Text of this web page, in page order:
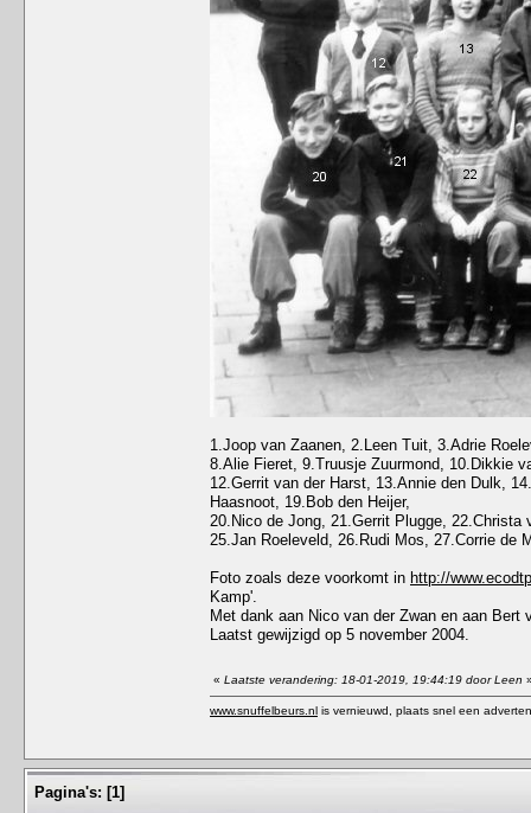
1.Joop van Zaanen, 2.Leen Tuit, 3.Adrie
8.Alie Fieret, 9.Truusje Zuurmond, 10.Dikkie
12.Gerrit van der Harst, 13.Annie den Dulk,
Haasnoot, 19.Bob den Heijer,
20.Nico de Jong, 21.Gerrit Plugge,
25.Jan Roeleveld, 26.Rudi Mos, 27.Corrie de
Foto zoals deze voorkomt in http://
Kamp'.
Met dank aan Nico van der Zwan en aan Bert
Laatst gewijzigd op 5 november 2004.
« Laatste verandering: 18-01-2019, 19:44:19 door Leen
www.snuffelbeurs.nl is vernieuwd, plaats snel een
Pagina's: [1]